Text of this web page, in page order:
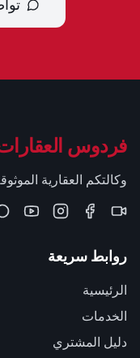
فردوس
وكالتكم العقارية
روابط سريعة
الرئيسية
الخدمات
دليل المشتري